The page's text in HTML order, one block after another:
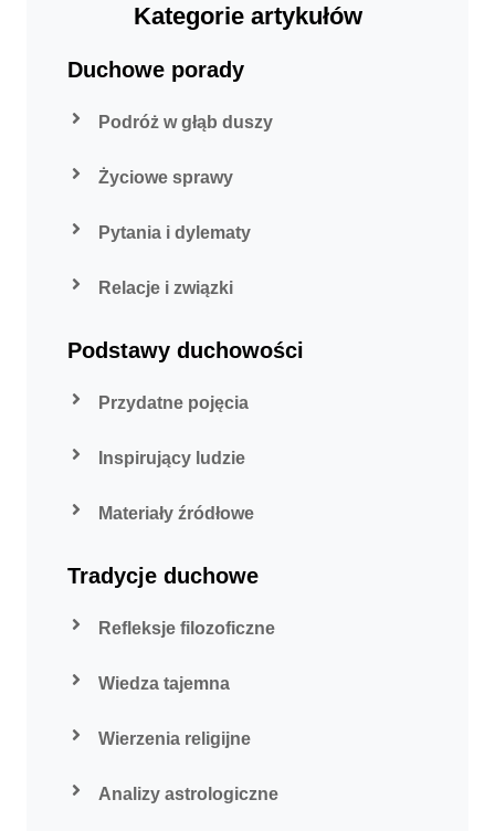
Kategorie artykułów
Duchowe porady
Podróż w głąb duszy
Życiowe sprawy
Pytania i dylematy
Relacje i związki
Podstawy duchowości
Przydatne pojęcia
Inspirujący ludzie
Materiały źródłowe
Tradycje duchowe
Refleksje filozoficzne
Wiedza tajemna
Wierzenia religijne
Analizy astrologiczne